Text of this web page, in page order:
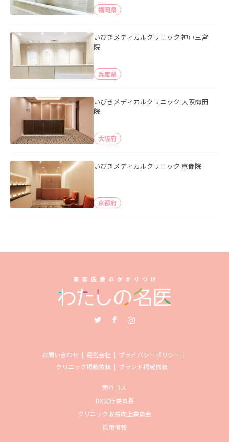
福岡県
いびきメディカルクリニック 神戸三宮
院
兵庫県
いびきメディカルクリニック 大阪梅田
院
大阪府
いびきメディカルクリニック 京都院
京都府
お問い合わせ 運営会社
プライバシーポリシー
クリニック掲載依頼
ブランド掲載依頼
売れコス
DX実行委員長
クリニック収益向上委員会
採用情報